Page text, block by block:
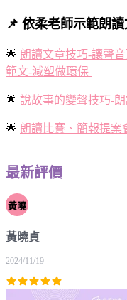
📌 依柔老師示範朗讀
🌟 朗讀文章技巧-讓聲
範文-減塑做環保
🌟 說故事的變聲技巧-
🌟 朗讀比賽、簡報提案
最新評價
黃曉
黃曉貞
2024/11/19